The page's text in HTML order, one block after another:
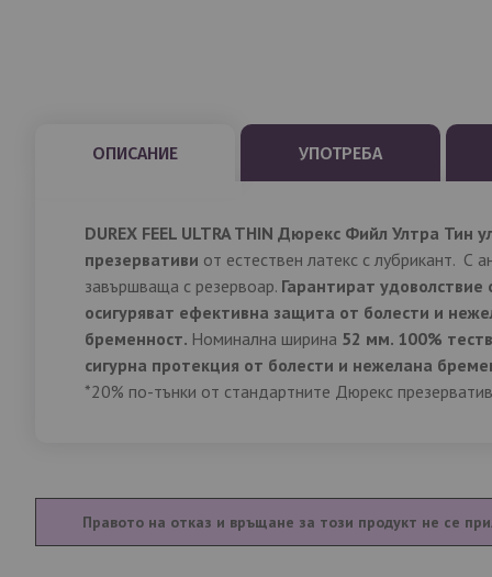
ОПИСАНИЕ
DUREX FEEL ULTRA THIN Дюрекс Фийл Ултра Тин
презервативи от естествен латекс с лубрикант. С
завършваща с резервоар. Гарантират удоволствие
осигуряват ефективна защита от болести и
бременност. Номинална ширина 52 мм. 100%
сигурна протекция от болести и нежелана
*20% по-тънки от стандартните Дюрекс
УПОТРЕБА
Правото на отказ и връщане за този продукт не се